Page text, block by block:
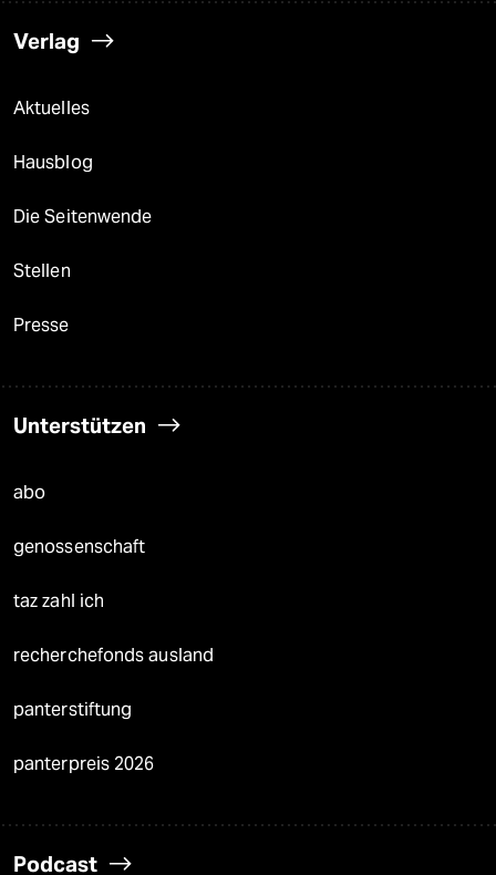
Verlag
Aktuelles
Hausblog
Die Seitenwende
Stellen
Presse
Unterstützen
abo
genossenschaft
taz zahl ich
recherchefonds ausland
panterstiftung
panterpreis 2026
Podcast